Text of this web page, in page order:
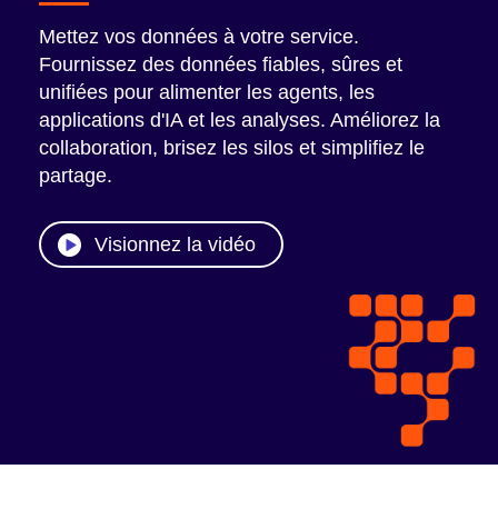
Mettez vos données à votre service.
Fournissez des données fiables, sûres et
unifiées pour alimenter les agents, les
applications d'IA et les analyses. Améliorez la
collaboration, brisez les silos et simplifiez le
partage.
Visionnez la vidéo